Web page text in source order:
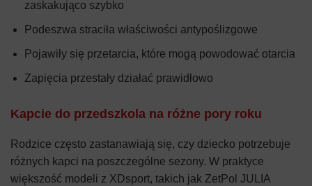
zaskakująco szybko
Podeszwa straciła właściwości antypoślizgowe
Pojawiły się przetarcia, które mogą powodować otarcia
Zapięcia przestały działać prawidłowo
Kapcie do przedszkola na różne pory roku
Rodzice często zastanawiają się, czy dziecko potrzebuje
różnych kapci na poszczególne sezony. W praktyce
większość modeli z XDsport, takich jak ZetPol JULIA